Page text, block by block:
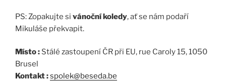
PS: Zopakujte si vánoční koledy, ať se nám podaří
Mikuláše překvapit.
Místo : Stálé zastoupení ČR při EU, rue Caroly 15, 1050
Brusel
Kontakt :spolek@beseda.be